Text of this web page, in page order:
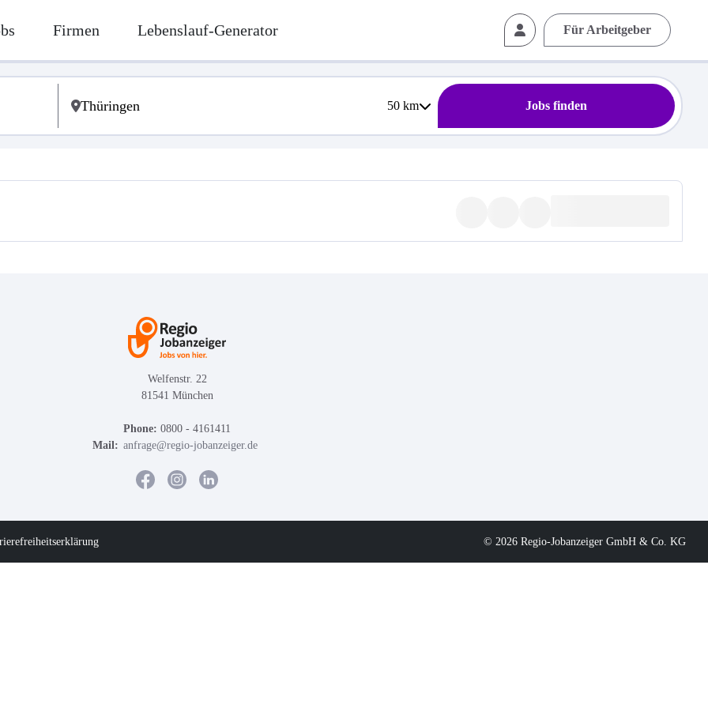
Firmen Lebenslauf-Generator Für Arbeitgeber
50km Jobs finden
Welfenstr. 22
81541 München
Phone: 0800 - 4161411
Mail: anfrage@regio-jobanzeiger.de
© 2026 Regio-Jobanzeiger GmbH & Co. KG